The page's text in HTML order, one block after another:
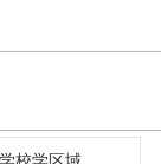
校学区域